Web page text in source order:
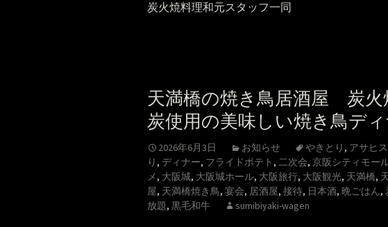
炭火焼料理和元スタッフ一同
天満橋の焼き鳥居酒屋 炭火
炭使用の美味しい焼き鳥ディ
2026年6月3日 お知らせ やきとり , アサヒ
り , ディナー, フライドポテト , 二次会, 京阪シティモー
メ , 大阪城, 大阪城ホール, 大阪旅行, 大阪観光, 天満橋,
屋, 天満橋焼き鳥, 宴会, 居酒屋, 接待, 日本酒, 晩ごはん,
放題, 黒毛和牛 sumibiyaki-wagen